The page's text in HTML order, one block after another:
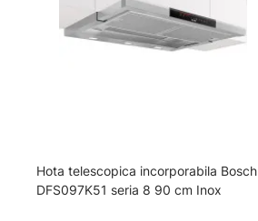
Hota telescopica incorporabila Bosch
DFS097K51 seria 8 90 cm Inox